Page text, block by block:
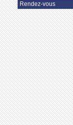
Rendez-vous